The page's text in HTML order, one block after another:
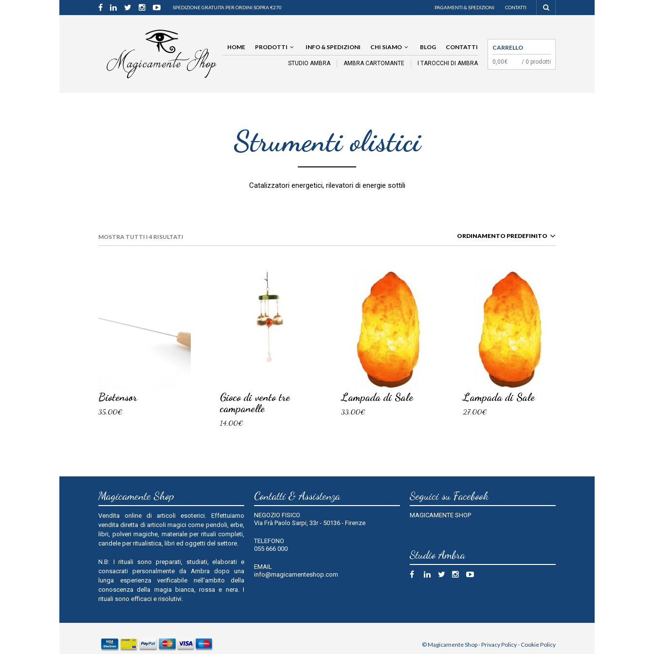
SPEDIZIONE GRATUITA PER ORDINI SOPRA €270 PAGAMENTI & SPEDIZIONI CONTATTI
HOME PRODOTTI INFO & SPEDIZIONI CHI SIAMO BLOG CONTATTI
STUDIO AMBRA AMBRA CARTOMANTE I TAROCCHI DI AMBRA
CARRELLO
0,00€ / 0 prodotti
Strumenti olistici
Catalizzatori energetici, rilevatori di energie sottili
MOSTRA TUTTI I 4 RISULTATI ORDINAMENTO PREDEFINITO
Biotensor
35,00€
Gioco di vento tre
campanelle
14,00€
Lampada di Sale
33,00€
Lampada di Sale
27,00€
Magicamente Shop
Vendita online di articoli esoterici. Effettuiamo
vendita diretta di articoli magici come pendoli, erbe,
libri, polveri magiche, materiale per rituali completi,
candele per ritualistica, libri ed oggetti del settore.
N.B: I rituali sono preparati, studiati, elaborati e
consacrati personalmente da Ambra dopo una
lunga esperienza verificabile nell'ambito della
conoscenza della magia bianca, rossa e nera. I
rituali sono efficaci e risolutivi.
Contatti & Assistenza
NEGOZIO FISICO
Via Frà Paolo Sarpi, 33r - 50136 - Firenze
TELEFONO
055 666 000
EMAIL
info@magicamenteshop.com
Seguici su Facebook
MAGICAMENTE SHOP
Studio Ambra
© Magicamente Shop -Privacy Policy- Cookie Policy